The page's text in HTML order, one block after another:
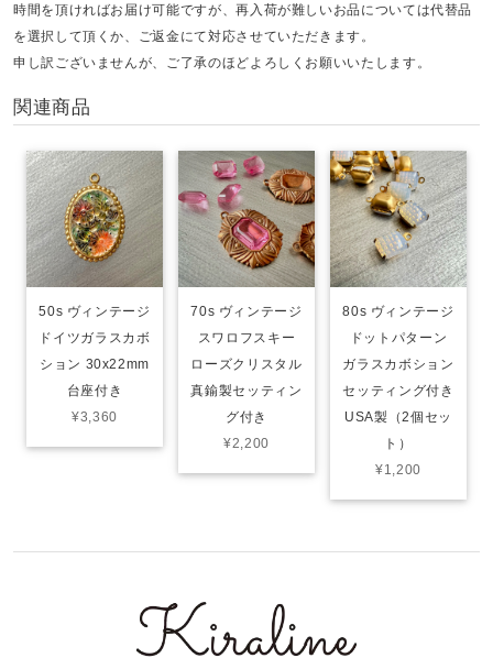
時間を頂ければお届け可能ですが、再入荷が難しいお品については代替品
を選択して頂くか、ご返金にて対応させていただきます。
申し訳ございませんが、ご了承のほどよろしくお願いいたします。
関連商品
50s ヴィンテージ
ドイツガラスカボ
ション 30x22mm
台座付き
¥3,360
70s ヴィンテージ
スワロフスキー
ローズクリスタル
真鍮製セッティン
グ付き
¥2,200
80s ヴィンテージ
ドットパターン
ガラスカボション
セッティング付き
USA製（2個セッ
ト）
¥1,200